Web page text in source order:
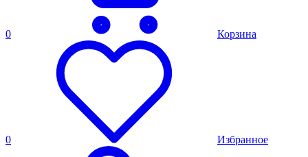
0 Корзина
0 Избранное